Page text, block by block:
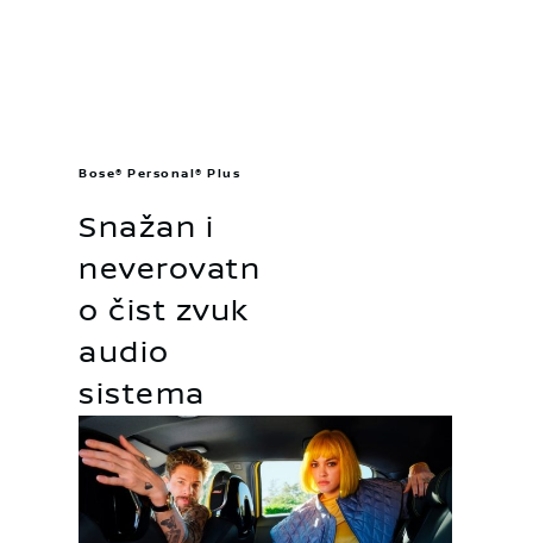
Snažan i
neverovatn
o čist zvuk
audio
sistema
Bose® Personal® Plus